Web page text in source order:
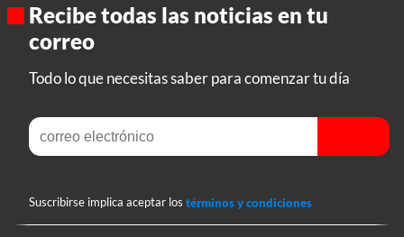
Recibe todas las noticias en tu
correo
Todo lo que necesitas saber para comenzar tu día
Suscribirse implica aceptar los términos y condiciones